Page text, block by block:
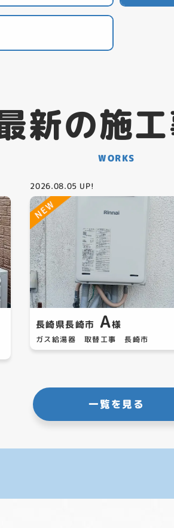
新の施
WORKS
2026.08.05 UP!
長崎県長崎市 A様
ガス給湯器 取替工事 長崎市
一覧を見る